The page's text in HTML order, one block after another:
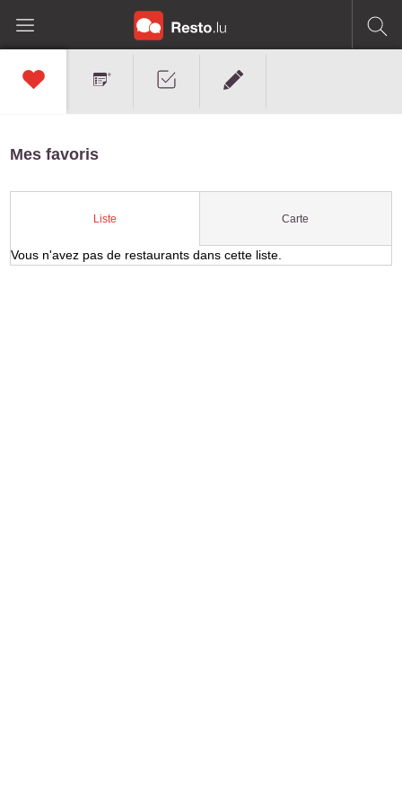
Mes favoris
Liste Carte
Vous n'avez pas de restaurants dans cette liste.